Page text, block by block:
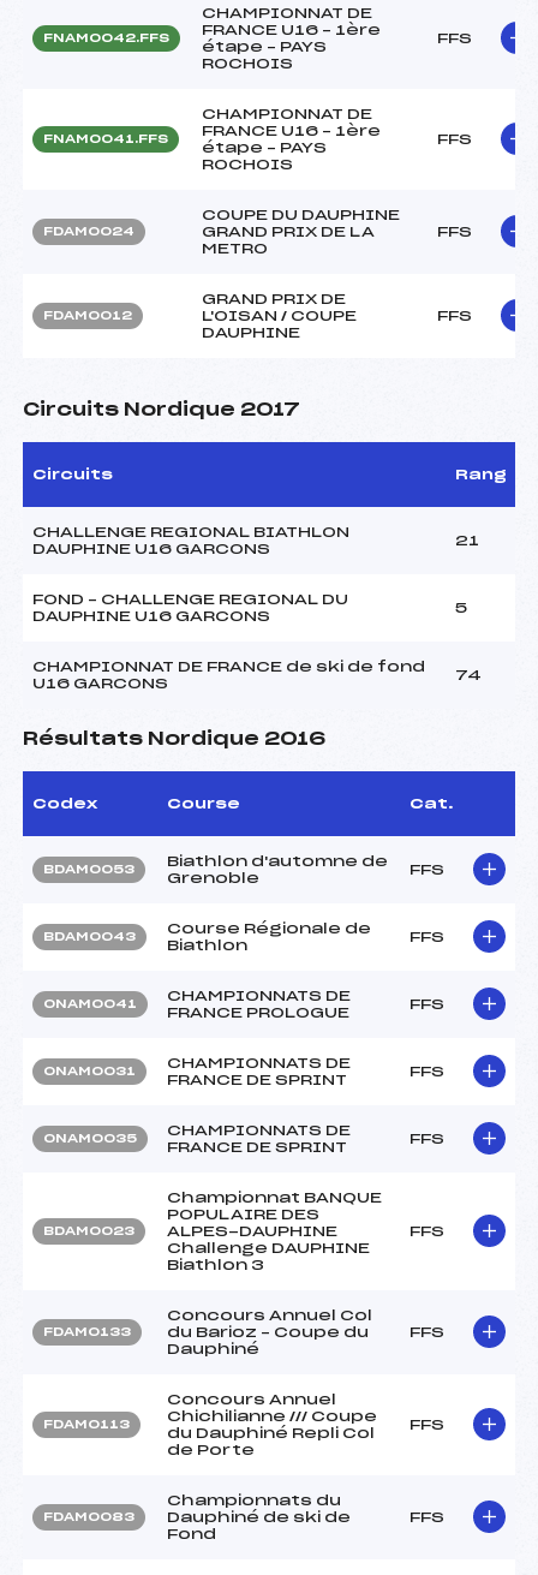
FNAM0042.FFS
CHAMPIONNAT DE
FRANCE U16 – 1ère
étape – PAYS
ROCHOIS
FFS
FNAM0041.FFS
CHAMPIONNAT DE
FRANCE U16 – 1ère
étape – PAYS
ROCHOIS
FFS
FDAM0024
COUPE DU DAUPHINE
GRAND PRIX DE LA
METRO
FFS
FDAM0012
GRAND PRIX DE
L'OISAN / COUPE
DAUPHINE
FFS
Circuits Nordique 2017
Circuits Rang
CHALLENGE REGIONAL BIATHLON
DAUPHINE U16 GARCONS
21
FOND – CHALLENGE REGIONAL DU
DAUPHINE U16 GARCONS
5
CHAMPIONNAT DE FRANCE de ski de fond
U16 GARCONS
74
Résultats Nordique 2016
Codex Course Cat.
BDAM0053
Biathlon d'automne de
Grenoble
FFS
BDAM0043
Course Régionale de
Biathlon
FFS
ONAM0041
CHAMPIONNATS DE
FRANCE PROLOGUE
FFS
ONAM0031
CHAMPIONNATS DE
FRANCE DE SPRINT
FFS
ONAM0035
CHAMPIONNATS DE
FRANCE DE SPRINT
FFS
BDAM0023
Championnat BANQUE
POPULAIRE DES
ALPES-DAUPHINE
Challenge DAUPHINE
Biathlon 3
FFS
FDAM0133
Concours Annuel Col
du Barioz – Coupe du
Dauphiné
FFS
FDAM0113
Concours Annuel
Chichilianne /// Coupe
du Dauphiné Repli Col
de Porte
FFS
FDAM0083
Championnats du
Dauphiné de ski de
Fond
FFS